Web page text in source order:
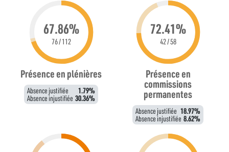
67.86%
76 / 112
Présence en plénières
Absence justifiée 1.79%
Absence injustifiée 30.36%
72.41%
42 / 58
Présence en
commissions
permanentes
Absence justifiée 18.97%
Absence injustifiée 8.62%